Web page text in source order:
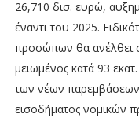
26,710 δισ. ευρώ,
έναντι του 2025.
προσώπων θα ανέλθει
μειωμένος κατά 93
των νέων
εισοδήματος νομικών